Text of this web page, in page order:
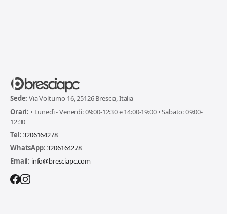
Sede: Via Volturno 16, 25126 Brescia, Italia
Orari: • Lunedì - Venerdì: 09:00-12:30 e 14:00-19:00 • Sabato: 09:00-
12:30
Tel:3206164278
WhatsApp:3206164278
Email: info@bresciapc.com